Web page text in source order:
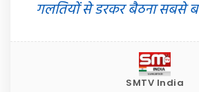
गलतियों से डरकर बैठना सबसे
SMTV India